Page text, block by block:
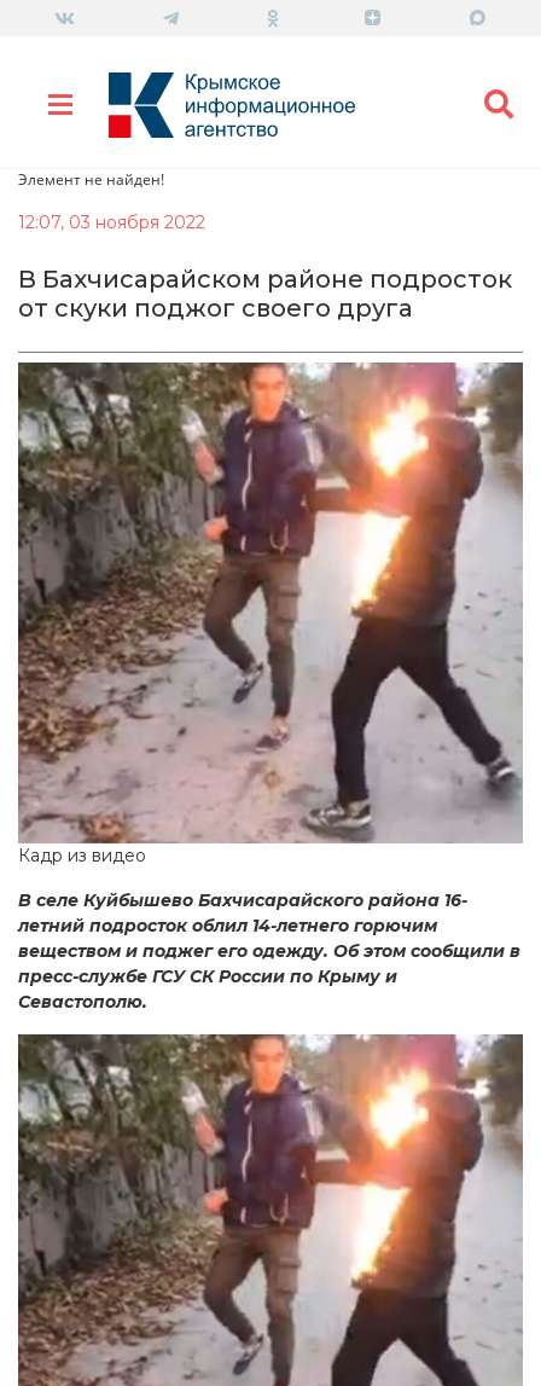
Элемент не найден!
12:07, 03 ноября 2022
В Бахчисарайском районе подросток
от скуки поджог своего друга
Кадр из видео
В селе Куйбышево Бахчисарайского района 16-
летний подросток облил 14-летнего горючим
веществом и поджег его одежду. Об этом сообщили в
пресс-службе ГСУ СК России по Крыму и
Севастополю.